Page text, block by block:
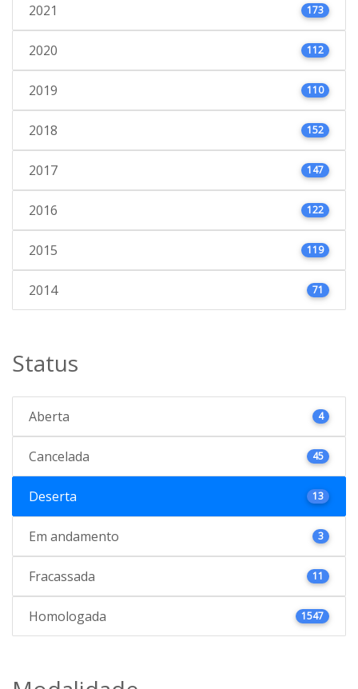
2021 173
2020 112
2019 110
2018 152
2017 147
2016 122
2015 119
2014 71
Status
Aberta 4
Cancelada 45
Deserta 13
Em andamento 3
Fracassada 11
Homologada 1547